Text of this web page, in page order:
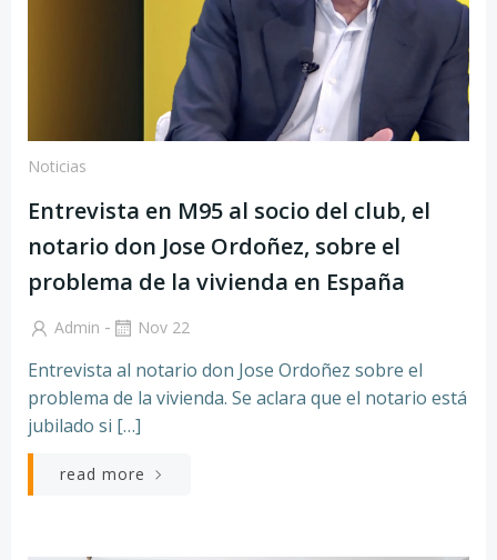
Noticias
Entrevista en M95 al socio del club, el
notario don Jose Ordoñez, sobre el
problema de la vivienda en España
Admin - Nov 22
Entrevista al notario don Jose Ordoñez sobre el
problema de la vivienda. Se aclara que el notario está
jubilado si […]
read more